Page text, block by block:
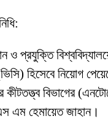
ও প্রযুক্তি
হিসেবে নিয়োগ
কীটতত্ত্ব বিভাগের
এম হেমায়েত জাহান।